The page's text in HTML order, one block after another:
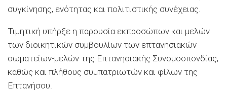
συγκίνησης, ενότητας και πολιτιστικής συνέχειας.
Τιμητική υπήρξε η παρουσία εκπροσώπων και μελών
των διοικητικών συμβουλίων των επτανησιακών
σωματείων-μελών της Επτανησιακής Συνομοσπονδίας,
καθώς και πλήθους συμπατριωτών και φίλων της
Επτανήσου.